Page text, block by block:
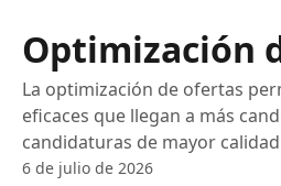
Optimización
La optimización de ofertas
eficaces que llegan a más
candidaturas de mayor
6 de julio de 2026